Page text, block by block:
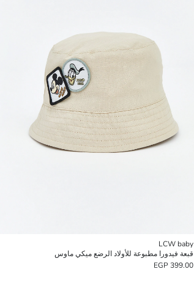
LCW baby
قبعة فيدورا مطبوعة للأولاد الرضع ميكي ماوس
399.00 EGP